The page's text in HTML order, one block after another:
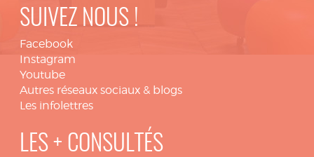
SUIVEZ NOUS !
Facebook
Instagram
Youtube
Autres réseaux sociaux & blogs
Les infolettres
LES + CONSULTÉS